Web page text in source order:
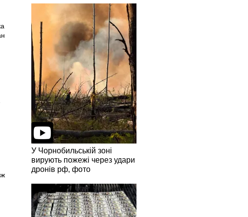
У Чорнобильській зоні
вирують пожежі через удари
дронів рф, фото